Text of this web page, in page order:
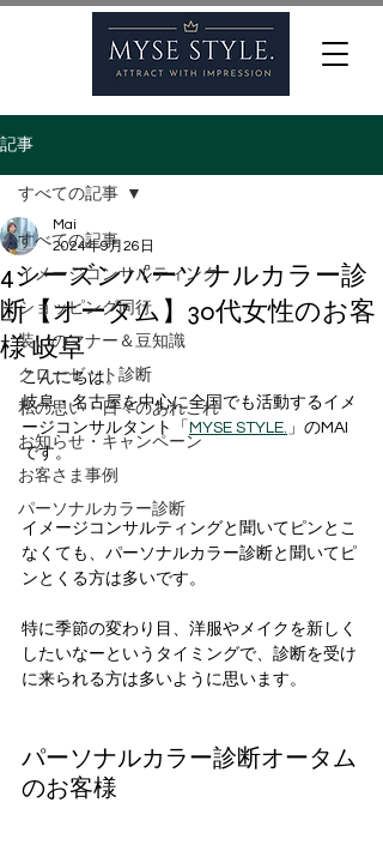
記事
すべての記事
イメージコンサルティング
ショッピング同行
装いのマナー＆豆知識
クローゼット診断
私の思い・日々のあれこれ
お知らせ・キャンペーン
お客さま事例
パーソナルカラー診断
すべての記事
4シーズンパーソナルカラー診
断【オータム】30代女性のお客
様 岐阜
Mai
2024年9月26日
こんにちは。
岐阜・名古屋を中心に全国でも活動するイメ
ージコンサルタント「 MYSE STYLE. 」のMAI
です。
イメージコンサルティングと聞いてピンとこ
なくても、パーソナルカラー診断と聞いてピ
ンとくる方は多いです。
特に季節の変わり目、洋服やメイクを新しく
したいなーというタイミングで、診断を受け
に来られる方は多いように思います。
パーソナルカラー診断オータム
のお客様